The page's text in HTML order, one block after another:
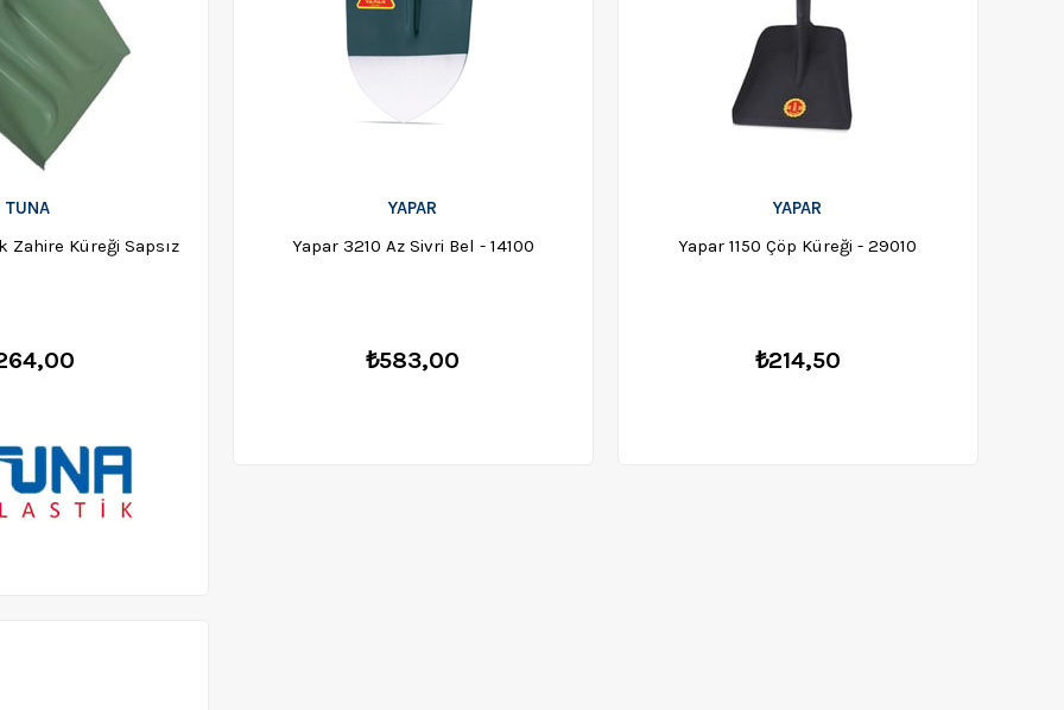
TUNA
Zahire Küreği Sapsız
YAPAR
Yapar 3210 Az Sivri Bel - 14100
₺583,00
YAPAR
Yapar 1150 Çöp Küreği - 29010
₺214,50